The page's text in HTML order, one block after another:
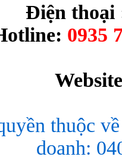
Điện thoại
0935
thuộc
doanh: